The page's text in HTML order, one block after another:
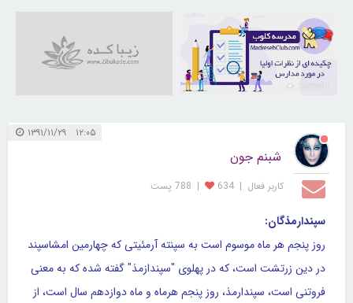
۱۲:۰۵ ۱۳۹۱/۱۱/۲۹
شبنم جون
کاربر فعال |
634
| 788 پست
سپندارمذگان:
روز پنجم هر ماه موسوم است به سپنته آرمئیتی که چهارمین امشاسپند
در دین زرتشت است، که در پهلوی "سپندازمذ" گفته شده که به معنی
فروتنی است، سپندارمذ، روز پنجم هرماه و ماه دوازدهم سال است، از